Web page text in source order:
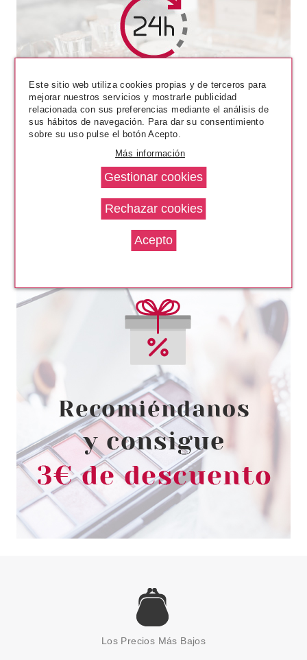
EMPORIO ARMANI HE, EL, LUI
EDT 30 ML
Pvr 54.00€
-29%
desde
38.20€
GIORGIO ARMANI
GIORGIO ARMANI EAU DE NUIT
EDT 50 ML
Pvr 75.00€
-48%
desde
38.90€
GIORGIO ARMANI
ARMANI CODE PARFUM EDP 50
ML VP
Los Precios Más Bajos
Este sitio web utiliza cookies propias y de terceros para
mejorar nuestros servicios y mostrarle publicidad
relacionada con sus preferencias mediante el análisis de
sus hábitos de navegación. Para dar su consentimiento
sobre su uso pulse el botón Acepto.
Más información